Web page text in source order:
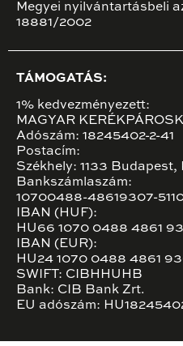
Megyei nyilvántartásbeli
18881/2002
TÁMOGATÁS:
1% kedvezményezett:
MAGYAR
Adószám: 18245402-2-41
Postacím:
Székhely: 1133 Budapest,
Bankszámlaszám:
10700488-48619307-
IBAN (HUF):
HU66 1070 0488 4861
IBAN (EUR):
HU24 1070 0488 4861
SWIFT: CIBHHUHB
Bank: CIB Bank Zrt.
EU adószám: